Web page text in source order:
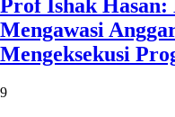
Prof Ishak
Mengawasi
Mengeksekusi
9